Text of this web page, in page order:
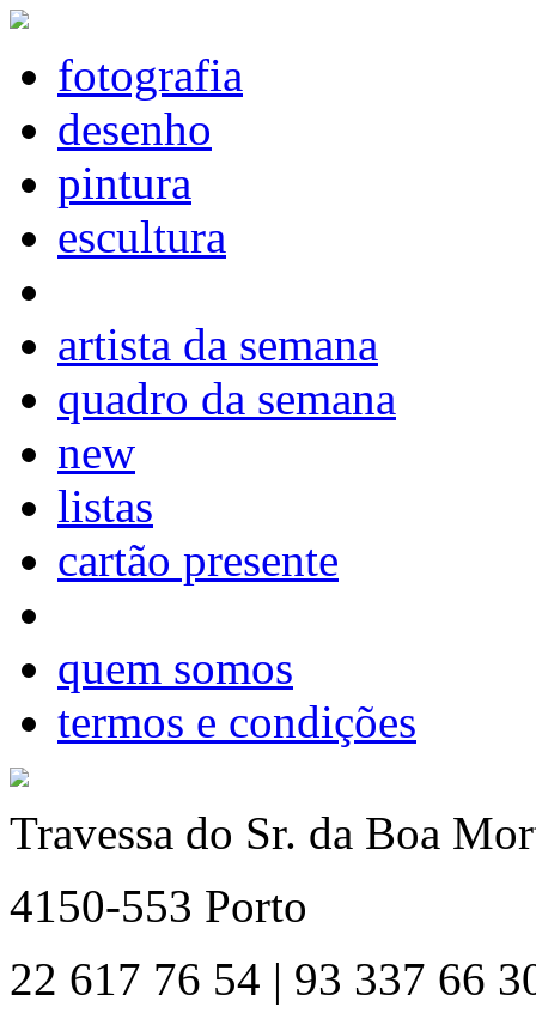
fotografia
desenho
pintura
escultura
artista da semana
quadro da semana
new
listas
cartão presente
quem somos
termos e condições
Travessa do Sr. da Boa
4150-553 Porto
22 617 76 54 | 93 337 66